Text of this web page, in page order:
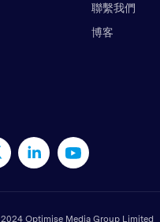
聯繫我們
博客
2024 Optimise Media Group Limited